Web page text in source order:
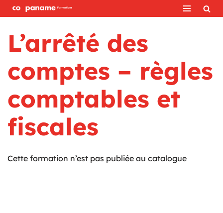
contenu
L’arrêté des
comptes – règles
comptables et
fiscales
Cette formation n’est pas publiée au catalogue